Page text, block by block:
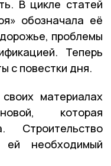
В цикле статей
обозначала её
проблемы
Теперь
с повестки дня.
материалах
которая
Строительство
необходимый